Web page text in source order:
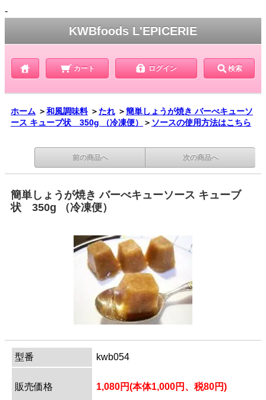
-
KWBfoods L'EPICERIE
カート ログイン 検索
ホーム ＞和風調味料 ＞たれ ＞簡単しょうが焼き バーべキューソ
ース キューブ状 350g （冷凍便）
＞ ソースの使用方法はこちら
前の商品へ 次の商品へ
簡単しょうが焼き バーべキューソース キューブ
状 350g （冷凍便）
型番 kwb054
販売価格 1,080円(本体1,000円、税80円)